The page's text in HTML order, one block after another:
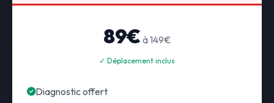
89€ à 149€
✓ Déplacement inclus
Diagnostic offert